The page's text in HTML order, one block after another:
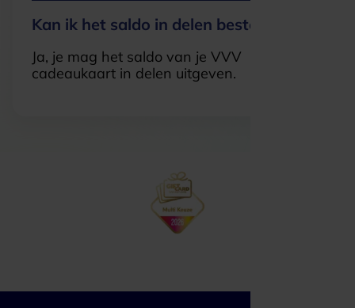
Kan ik het saldo in delen besteden?
Ja, je mag het saldo van je VVV
cadeaukaart in delen uitgeven.